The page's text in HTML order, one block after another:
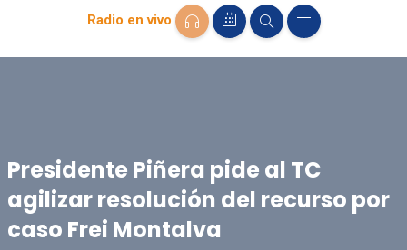
Radio en vivo
Presidente Piñera pide al TC
agilizar resolución del recurso por
caso Frei Montalva